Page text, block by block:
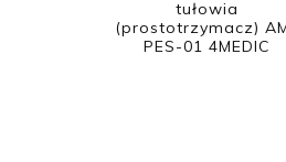
tułowia
(prostotrzymacz)
PES-01 4MEDIC